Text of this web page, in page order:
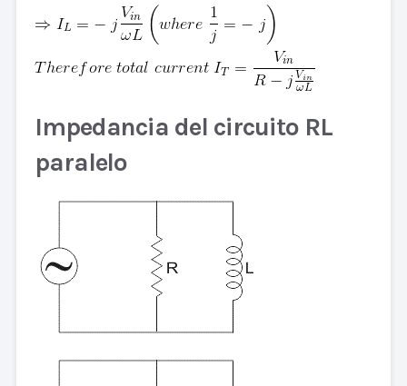
Impedancia del circuito RL
paralelo